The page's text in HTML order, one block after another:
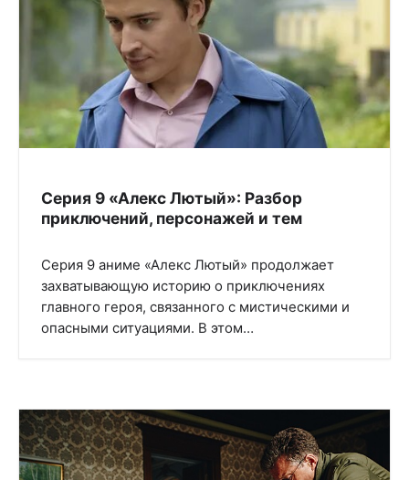
Серия 9 «Алекс Лютый»: Разбор
приключений, персонажей и тем
Серия 9 аниме «Алекс Лютый» продолжает
захватывающую историю о приключениях
главного героя, связанного с мистическими и
опасными ситуациями. В этом…